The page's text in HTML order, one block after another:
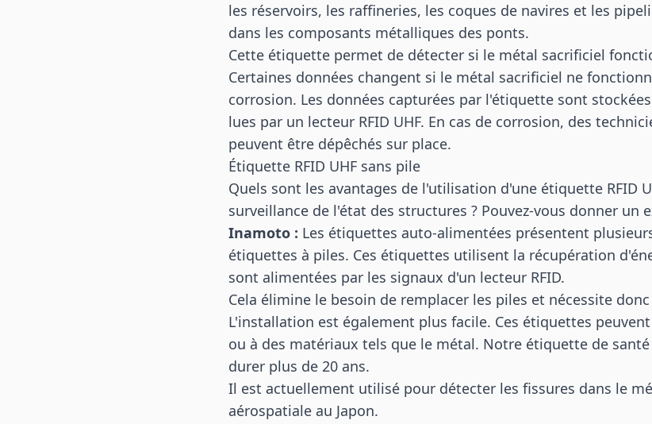
les réservoirs, les raffineries, les coques de navires et les
dans les composants métalliques des ponts.
Cette étiquette permet de détecter si le métal sacrificiel
Certaines données changent si le métal sacrificiel ne
corrosion. Les données capturées par l'étiquette sont
lues par un lecteur RFID UHF. En cas de corrosion, des
peuvent être dépêchés sur place.
Étiquette RFID UHF sans pile
Quels sont les avantages de l'utilisation d'une étiquette RFID
surveillance de l'état des structures ? Pouvez-vous donner un
Inamoto : Les étiquettes auto-alimentées présentent
étiquettes à piles. Ces étiquettes utilisent la récupération
sont alimentées par les signaux d'un lecteur RFID.
Cela élimine le besoin de remplacer les piles et nécessite
L'installation est également plus facile. Ces étiquettes
ou à des matériaux tels que le métal. Notre étiquette de
durer plus de 20 ans.
Il est actuellement utilisé pour détecter les fissures dans le
aérospatiale au Japon.